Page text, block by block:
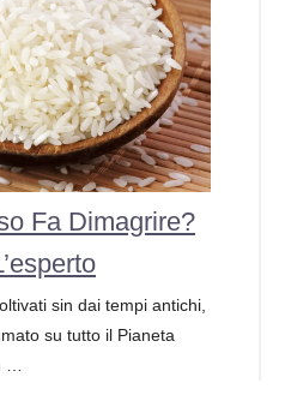
Fa Dimagrire?
sin dai tempi antichi,
su tutto il Pianeta
…